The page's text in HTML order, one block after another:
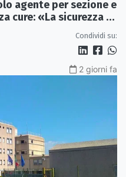
agente per sezione e
cure: «La sicurezza è
Condividi su:
2 giorni fa